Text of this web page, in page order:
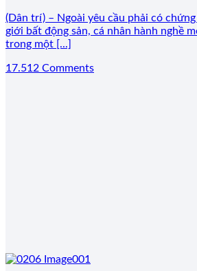
(Dân trí) – Ngoài yêu cầu phải có
giới bất động sản, cá nhân hành nghề
trong một [...]
17.512 Comments